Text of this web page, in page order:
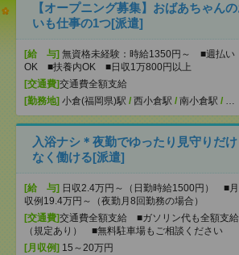
【オープニング募集】おばあちゃん
いも仕事の1つ[派遣]
[給 与] 無資格未経験：時給1350円～ ■週払い
OK ■扶養内OK ■日収1万800円以上
[交通費]交通費全額支給
[勤務地] 小倉(福岡県)駅 / 西小倉駅 / 南小倉駅 / …
入浴ナシ＊夜勤でゆったり見守りだ
なく働ける[派遣]
[給 与] 日収2.4万円～（日勤時給1500円） ■月
収例19.4万円～（夜勤月8回勤務の場合）
[交通費]交通費全額支給 ■ガソリン代も全額支給
（規定あり） ■無料駐車場もご相談ください
[月収例] 15～20万円